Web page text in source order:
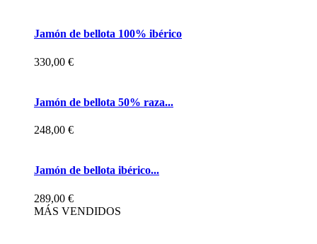
Jamón de bellota 100% ibérico
330,00 €
Jamón de bellota 50% raza...
248,00 €
Jamón de bellota ibérico...
289,00 €
MÁS VENDIDOS